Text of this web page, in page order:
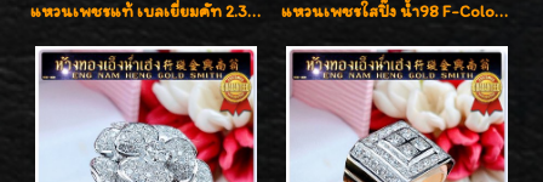
แหวนเพชรแท้ เบลเยี่ยมคัท 2.39 กะรัต น้ำ 98 F-Color/VVS ดีไซน์หน้ากว้างหรูเต็มนิ้ว แหวนเพชรใสปิ๊ง น้ำ98 F-Color/VVS1 น้ำหนักเพชรรวม 2.56 กะรัต ใส่เต็มนิ้วเพชรเป็นน้ำเป็นเนื้อสวยมากๆค่ะ